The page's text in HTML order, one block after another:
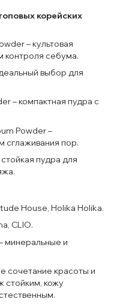
корейских
– культовая
себума.
выбор для
– компактная пудра с
Powder –
сглаживания пор.
пудра для
House, Holika Holika.
CLIO.
минеральные и
сочетание красоты и
стойким, кожу